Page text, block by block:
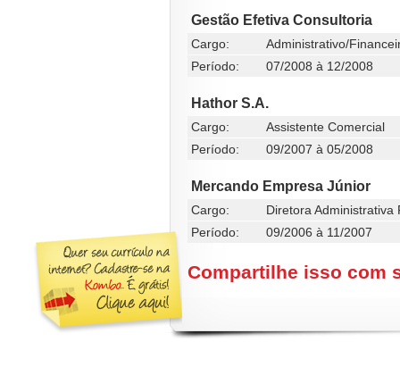
Gestão Efetiva Consultoria
Cargo:
Administrativo/
Período:
07/2008 à 12/2008
Hathor S.A.
Cargo:
Assistente Comercial
Período:
09/2007 à 05/2008
Mercando Empresa Júnior
Cargo:
Diretora Administrativa
Período:
09/2006 à 11/2007
Compartilhe isso com